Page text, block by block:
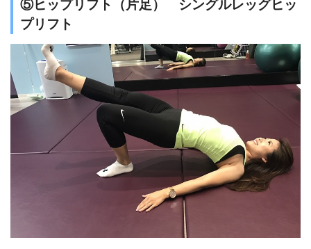
⑤ヒップリフト（片足） シングルレッグヒッ
プリフト